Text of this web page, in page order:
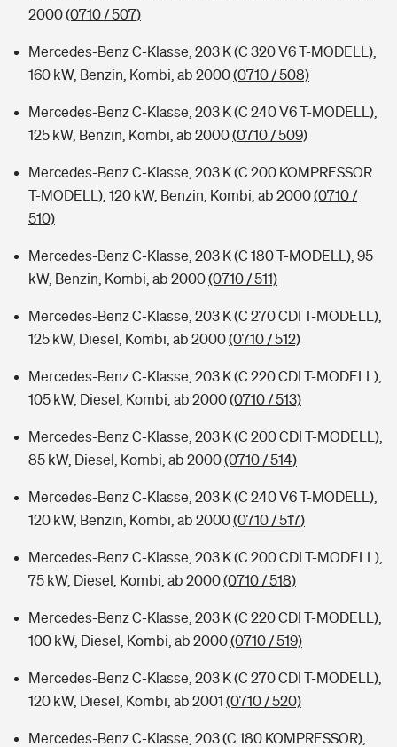
2000(0710 / 507)
Mercedes-Benz C-Klasse, 203 K (C 320 V6 T-MODELL),
160 kW, Benzin, Kombi, ab 2000(0710 / 508)
Mercedes-Benz C-Klasse, 203 K (C 240 V6 T-MODELL),
125 kW, Benzin, Kombi, ab 2000(0710 / 509)
Mercedes-Benz C-Klasse, 203 K (C 200 KOMPRESSOR
T-MODELL), 120 kW, Benzin, Kombi, ab 2000(0710 /
510)
Mercedes-Benz C-Klasse, 203 K (C 180 T-MODELL), 95
kW, Benzin, Kombi, ab 2000(0710 / 511)
Mercedes-Benz C-Klasse, 203 K (C 270 CDI T-MODELL),
125 kW, Diesel, Kombi, ab 2000(0710 / 512)
Mercedes-Benz C-Klasse, 203 K (C 220 CDI T-MODELL),
105 kW, Diesel, Kombi, ab 2000(0710 / 513)
Mercedes-Benz C-Klasse, 203 K (C 200 CDI T-MODELL),
85 kW, Diesel, Kombi, ab 2000(0710 / 514)
Mercedes-Benz C-Klasse, 203 K (C 240 V6 T-MODELL),
120 kW, Benzin, Kombi, ab 2000(0710 / 517)
Mercedes-Benz C-Klasse, 203 K (C 200 CDI T-MODELL),
75 kW, Diesel, Kombi, ab 2000(0710 / 518)
Mercedes-Benz C-Klasse, 203 K (C 220 CDI T-MODELL),
100 kW, Diesel, Kombi, ab 2000(0710 / 519)
Mercedes-Benz C-Klasse, 203 K (C 270 CDI T-MODELL),
120 kW, Diesel, Kombi, ab 2001 (0710 / 520)
Mercedes-Benz C-Klasse, 203 (C 180 KOMPRESSOR),